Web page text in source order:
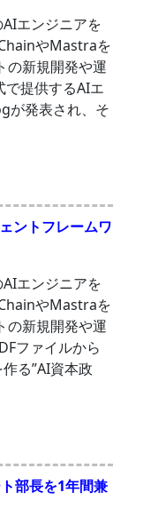
エンジニアを
やMastraを
の新規開発や運
で提供するAIエ
が発表され、そ
ントフレームワ
エンジニアを
やMastraを
の新規開発や運
ファイルから
る”AI資本政
部長を1年間兼